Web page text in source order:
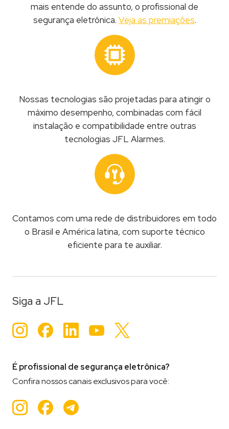
mais entende do assunto, o profissional de
segurança eletrônica. Veja as premiações.
Nossas tecnologias são projetadas para atingir o
máximo desempenho, combinadas com fácil
instalação e compatibilidade entre outras
tecnologias JFL Alarmes.
Contamos com uma rede de distribuidores em todo
o Brasil e América latina, com suporte técnico
eficiente para te auxiliar.
Siga a JFL
Instagram
Facebook
LinkedInYouTube
É profissional de segurança eletrônica?
Confira nossos canais exclusivos para você:
Instagram
Facebook
Teleram